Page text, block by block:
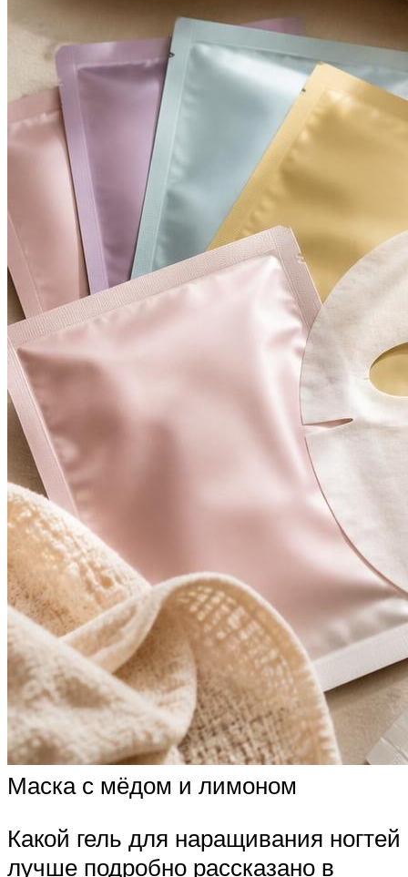
Маска с мёдом и лимоном
Какой гель для наращивания ногтей
лучше подробно рассказано в